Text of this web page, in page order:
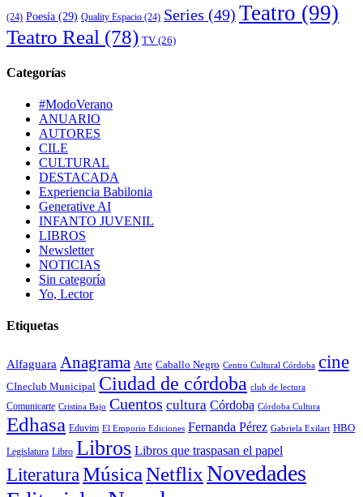
(24) Poesía (29) Quality Espacio (24) Series (49) Teatro (99)
Teatro Real (78) TV (26)
Categorías
#ModoVerano
ANUARIO
AUTORES
CILE
CULTURAL
DESTACADA
Experiencia Babilonia
Generative AI
INFANTO JUVENIL
LIBROS
Newsletter
NOTICIAS
Sin categoría
Yo, Lector
Etiquetas
Alfaguara Anagrama Arte Caballo Negro Centro Cultural Córdoba cine
CIneclub Municipal Ciudad de córdoba club de lectura
Comunicarte Cristina Bajo Cuentos cultura Córdoba Córdoba Cultura
Edhasa Eduvim El Emporio Ediciones Fernanda Pérez Gabriela Exilart HBO
Legislatura Libro Libros Libros que traspasan el papel
LiteraturaMúsicaNetflixNovedades